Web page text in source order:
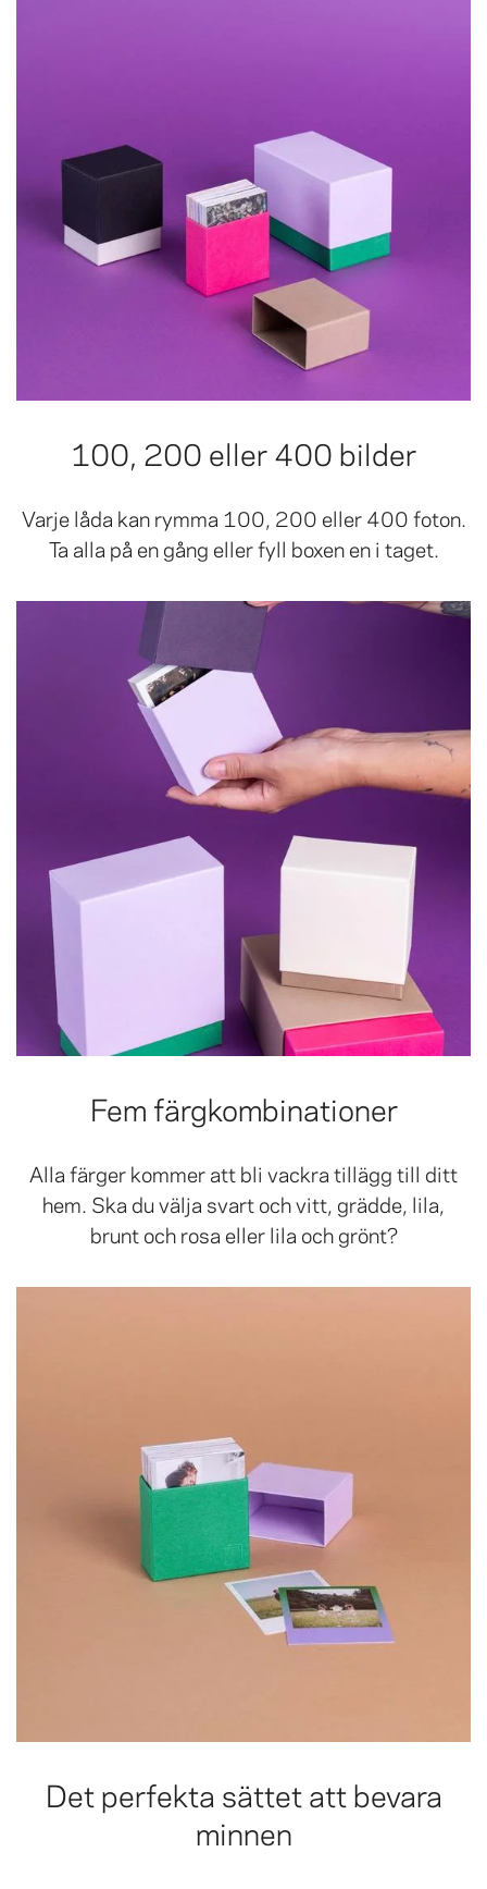
100, 200 eller 400 bilder
Varje låda kan rymma 100, 200 eller 400 foton.
Ta alla på en gång eller fyll boxen en i taget.
Fem färgkombinationer
Alla färger kommer att bli vackra tillägg till ditt
hem. Ska du välja svart och vitt, grädde, lila,
brunt och rosa eller lila och grönt?
Det perfekta sättet att bevara
minnen